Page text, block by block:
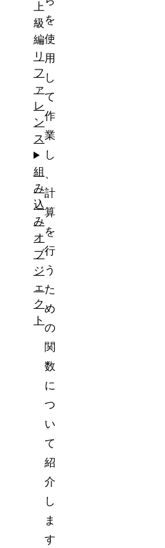
を
使
用
し
て
作
業
し
計
算
を
行
う
た
め
の
関
数
に
つ
い
て
紹
介
し
ま
す
上
級
編
リ
フ
ァ
レ
ン
ス
組
み
込
み
オ
ブ
ジ
ェ
ク
ト